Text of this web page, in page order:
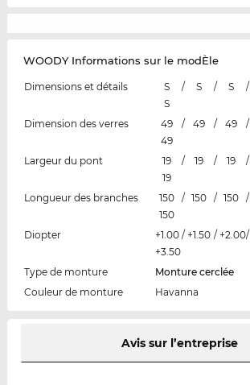
WOODY Informations sur le modÈle
Dimensions et détails S / S / S /
S
Dimension des verres
49 / 49 / 49 /
49
Largeur du pont
19 / 19 / 19 /
19
Longueur des branches
150 / 150 / 150 /
150
Diopter
+1.00 / +1.50 / +2.00/
+3.50
Type de monture
Monture cerclée
Couleur de monture
Havanna
Avis sur l’entreprise